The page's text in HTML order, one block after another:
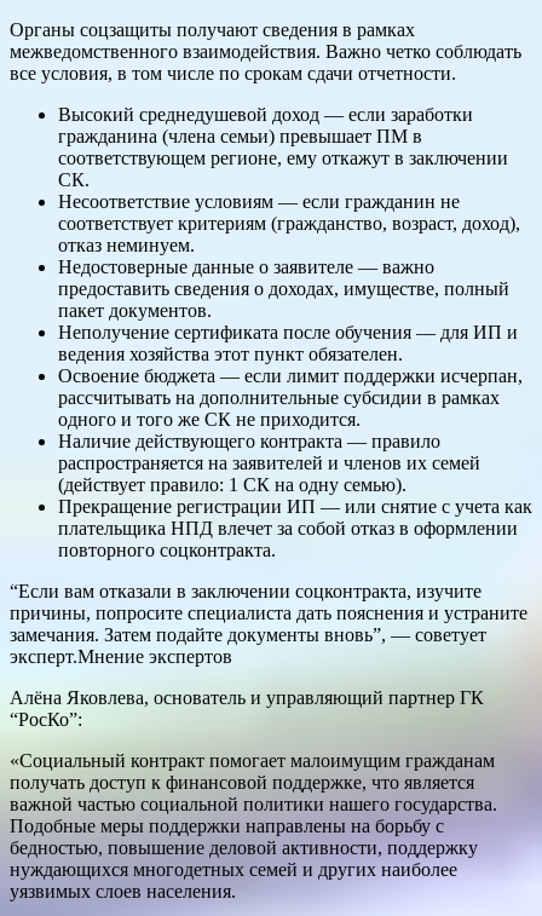
Органы соцзащиты получают сведения в рамках
межведомственного взаимодействия. Важно четко соблюдать
все условия, в том числе по срокам сдачи отчетности.
Высокий среднедушевой доход — если заработки
гражданина (члена семьи) превышает ПМ в
соответствующем регионе, ему откажут в заключении
СК.
Несоответствие условиям — если гражданин не
соответствует критериям (гражданство, возраст, доход),
отказ неминуем.
Недостоверные данные о заявителе — важно
предоставить сведения о доходах, имуществе, полный
пакет документов.
Неполучение сертификата после обучения — для ИП и
ведения хозяйства этот пункт обязателен.
Освоение бюджета — если лимит поддержки исчерпан,
рассчитывать на дополнительные субсидии в рамках
одного и того же СК не приходится.
Наличие действующего контракта — правило
распространяется на заявителей и членов их семей
(действует правило: 1 СК на одну семью).
Прекращение регистрации ИП — или снятие с учета как
плательщика НПД влечет за собой отказ в оформлении
повторного соцконтракта.
“Если вам отказали в заключении соцконтракта, изучите
причины, попросите специалиста дать пояснения и устраните
замечания. Затем подайте документы вновь”, — советует
эксперт.Мнение экспертов
Алёна Яковлева, основатель и управляющий партнер ГК
“РосКо”:
«Социальный контракт помогает малоимущим гражданам
получать доступ к финансовой поддержке, что является
важной частью социальной политики нашего государства.
Подобные меры поддержки направлены на борьбу с
бедностью, повышение деловой активности, поддержку
нуждающихся многодетных семей и других наиболее
уязвимых слоев населения.